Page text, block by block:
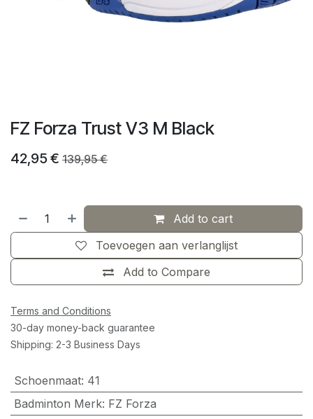
FZ Forza Trust V3 M Black
42,95 € 139,95€
Add to cart
Add to Compare
Toevoegen aan verlanglijst
Terms and Conditions
30-day money-back guarantee
Shipping: 2-3 Business Days
Schoenmaat: 41
Badminton Merk: FZ Forza